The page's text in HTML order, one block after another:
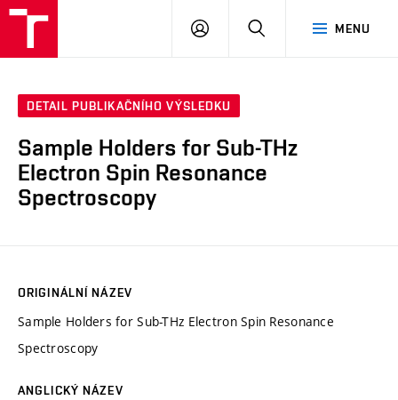
MENU
PŘIHLÁSIT
DETAIL PUBLIKAČNÍHO VÝSLEDKU
Sample Holders for Sub-THz
Electron Spin Resonance
Spectroscopy
ORIGINÁLNÍ NÁZEV
Sample Holders for Sub-THz Electron Spin Resonance
Spectroscopy
ANGLICKÝ NÁZEV